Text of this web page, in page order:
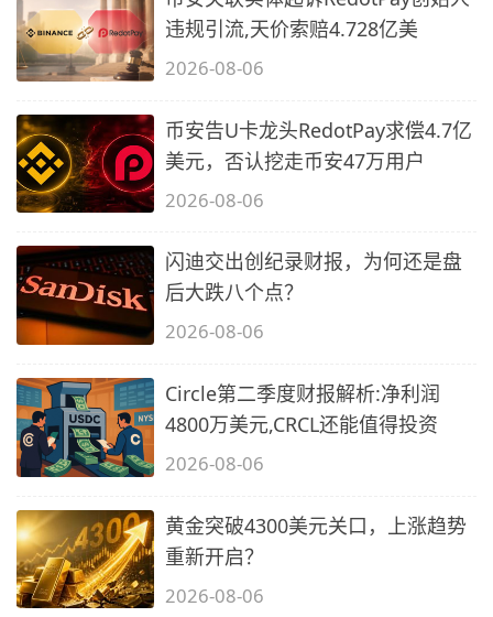
违规引流,天价索赔4.728亿美
2026-08-06
币安告U卡龙头RedotPay求偿4.7亿
美元，否认挖走币安47万用户
2026-08-06
闪迪交出创纪录财报，为何还是盘
后大跌八个点？
2026-08-06
Circle第二季度财报解析:净利润
4800万美元,CRCL还能值得投资
2026-08-06
黄金突破4300美元关口，上涨趋势
重新开启？
2026-08-06